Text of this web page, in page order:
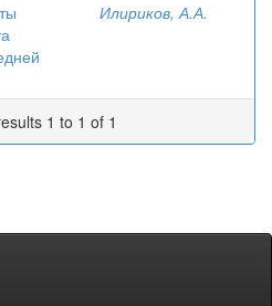
Илириков, А.А.
1 to 1 of 1